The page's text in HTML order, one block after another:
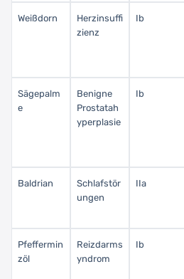
Weißdorn
Herzinsuffi
zienz
Ib
Sägepalm
e
Benigne
Prostatah
yperplasie
Ib
Baldrian
Schlafstör
ungen
IIa
Pfeffermin
zöl
Reizdarms
yndrom
Ib